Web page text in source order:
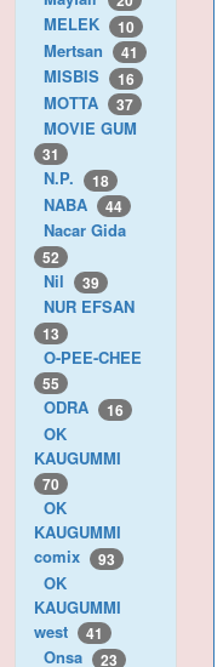
MELEK 10
Mertsan 41
MISBIS 16
MOTTA 37
MOVIE GUM
31
N.P. 18
NABA 44
Nacar Gida
52
Nil 39
NUR EFSAN
13
O-PEE-CHEE
55
ODRA 16
OK
KAUGUMMI
70
OK
KAUGUMMI
comix
93
OK
KAUGUMMI
west
41
Onsa 23